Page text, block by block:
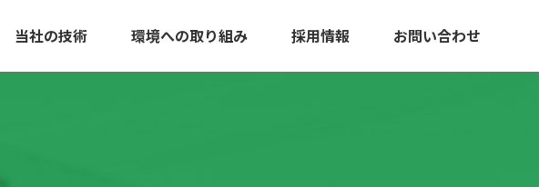
当社の技術 環境への取り組み 採用情報 お問い合わせ